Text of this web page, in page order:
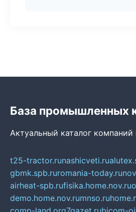
База промышленных
Актуальный каталог
t25-tractor.runashicveti.ru
gbmk.spb.ruromania-today.ru
airheat-spb.rufisika.home.nov.ru
demo.home.nov.rumnso.ru